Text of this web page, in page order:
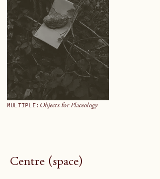
MULTIPLE: Objects for Placeology
Centre (space)